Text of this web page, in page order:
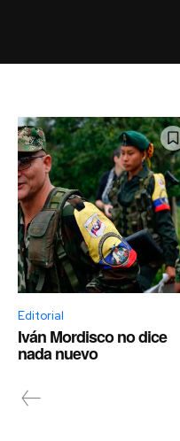
Editorial
Iván Mordisco no dice
nada nuevo